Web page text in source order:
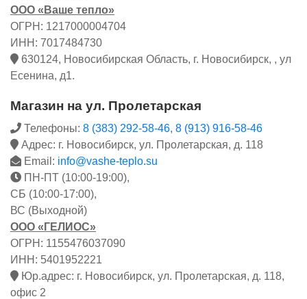
ООО «Ваше тепло»
ОГРН: 1217000004704
ИНН: 7017484730
630124, Новосибирская Область, г. Новосибирск, , ул
Есенина, д1.
Магазин на ул. Пролетарская
Телефоны: 8 (383) 292-58-46, 8 (913) 916-58-46
Адрес: г. Новосибирск, ул. Пролетарская, д. 118
Email: info@vashe-teplo.su
ПН-ПТ (10:00-19:00),
СБ (10:00-17:00),
ВС (Выходной)
ООО «ГЕЛИОС»
ОГРН: 1155476037090
ИНН: 5401952221
Юр.адрес: г. Новосибирск, ул. Пролетарская, д. 118,
офис 2